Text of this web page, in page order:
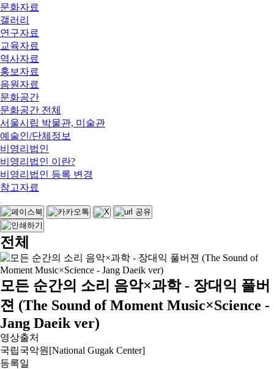
문화자료
갤러리
연구자료
교육자료
역사자료
홍보자료
음원자료
문화공간
문화공간 전체
서울시립 박물관, 미술관
예술인/단체정보
비영리법인
비영리법인 이란?
비영리법인 등록 변경
참고자료
전체
모든 순간의 소리 음악×과학 - 장대익 풀버
젼 (The Sound of Moment Music×Science -
Jang Daeik ver)
영상출처
국립국악원[National Gugak Center]
등록일